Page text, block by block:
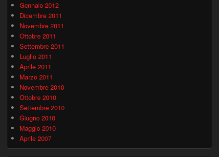
Gennaio 2012
Dicembre 2011
Novembre 2011
Ottobre 2011
Settembre 2011
Luglio 2011
Aprile 2011
Marzo 2011
Novembre 2010
Ottobre 2010
Settembre 2010
Giugno 2010
Maggio 2010
Aprile 2007